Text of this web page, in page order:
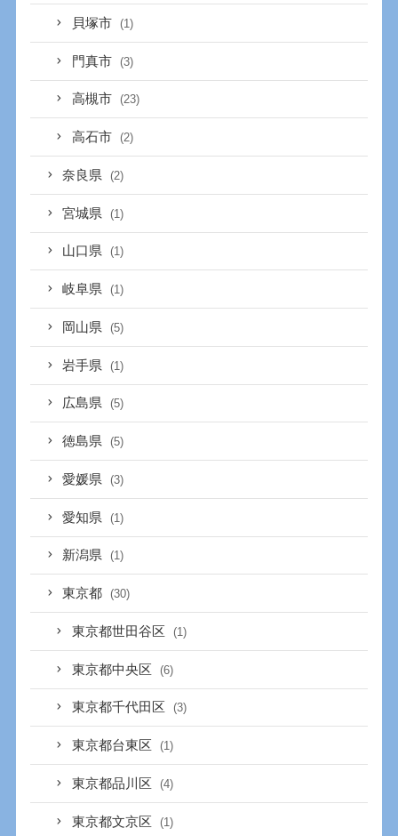
貝塚市 (1)
門真市 (3)
高槻市 (23)
高石市 (2)
奈良県 (2)
宮城県 (1)
山口県 (1)
岐阜県 (1)
岡山県 (5)
岩手県 (1)
広島県 (5)
徳島県 (5)
愛媛県 (3)
愛知県 (1)
新潟県 (1)
東京都 (30)
東京都世田谷区 (1)
東京都中央区 (6)
東京都千代田区 (3)
東京都台東区 (1)
東京都品川区 (4)
東京都文京区 (1)